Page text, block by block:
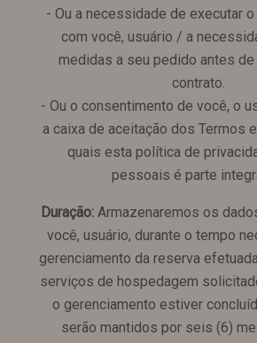
- Ou a necessidade de executar
com você, usuário / a
medidas a seu pedido antes de
contrato.
- Ou o consentimento de você, o
a caixa de aceitação dos Termos
quais esta política de
pessoais é parte
Duração: Armazenaremos os
você, usuário, durante o tempo
gerenciamento da reserva
serviços de hospedagem
o gerenciamento estiver
serão mantidos por seis (6)